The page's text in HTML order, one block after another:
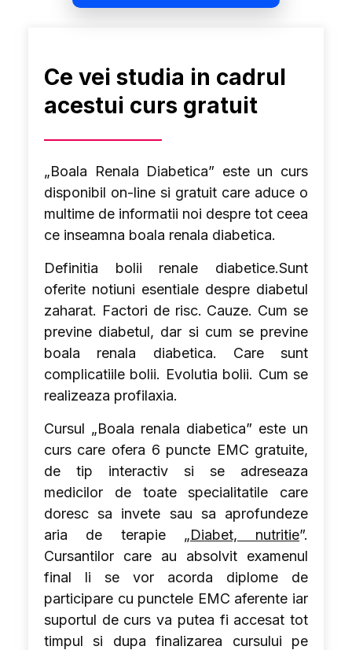
Ce vei studia in cadrul
acestui curs gratuit
„Boala Renala Diabetica” este un curs
disponibil on-line si gratuit care aduce o
multime de informatii noi despre tot ceea
ce inseamna boala renala diabetica.
Definitia bolii renale diabetice.Sunt
oferite notiuni esentiale despre diabetul
zaharat. Factori de risc. Cauze. Cum se
previne diabetul, dar si cum se previne
boala renala diabetica. Care sunt
complicatiile bolii. Evolutia bolii. Cum se
realizeaza profilaxia.
Cursul „Boala renala diabetica” este un
curs care ofera 6 puncte EMC gratuite,
de tip interactiv si se adreseaza
medicilor de toate specialitatile care
doresc sa invete sau sa aprofundeze
aria de terapie „Diabet, nutritie”.
Cursantilor care au absolvit examenul
final li se vor acorda diplome de
participare cu punctele EMC aferente iar
suportul de curs va putea fi accesat tot
timpul si dupa finalizarea cursului pe